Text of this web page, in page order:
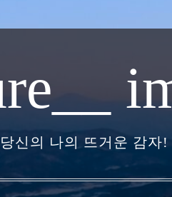
당신의 나의 뜨거운 감자!